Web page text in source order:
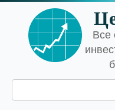
Перейти
контенту
Все
Поиск: